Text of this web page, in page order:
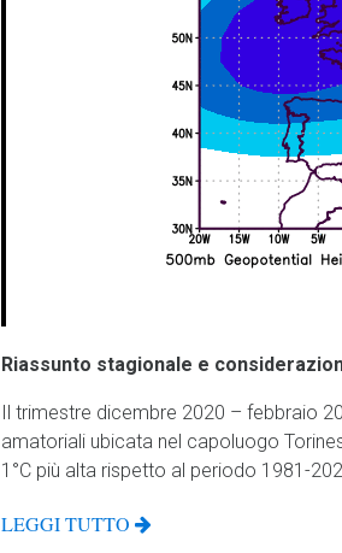
Riassunto stagionale e
Il trimestre dicembre 2020 – febbraio
amatoriali ubicata nel capoluogo
1°C più alta rispetto al periodo 1981-
LEGGI TUTTO